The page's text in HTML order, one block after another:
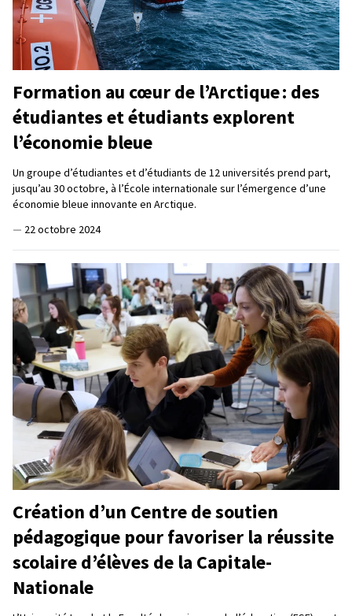
Formation au cœur de l’Arctique : des
étudiantes et étudiants explorent
l’économie bleue
Un groupe d’étudiantes et d’étudiants de 12 universités prend part,
jusqu’au 30 octobre, à l’École internationale sur l’émergence d’une
économie bleue innovante en Arctique.
— 22 octobre 2024
Création d’un Centre de soutien
pédagogique pour favoriser la réussite
scolaire d’élèves de la Capitale-
Nationale